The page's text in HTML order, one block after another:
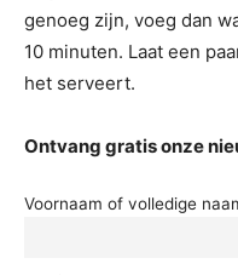
genoeg zijn, voeg dan
10 minuten. Laat een
het serveert.
Ontvang gratis onze
Voornaam of volledige